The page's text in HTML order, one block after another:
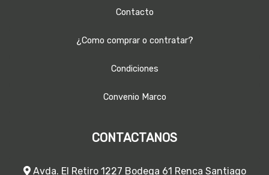
Contacto
¿Como comprar o contratar?
Condiciones
Convenio Marco
CONTACTANOS
Avda. El Retiro 1227 Bodega 61 Renca Santiago